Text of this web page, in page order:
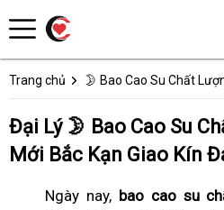
Trang chủ 🌛 Bao Cao Su Chất
Đại Lý 🌛 Bao Cao Su
Mới Bắc Kạn Giao Kín
Ngày nay, bao cao su